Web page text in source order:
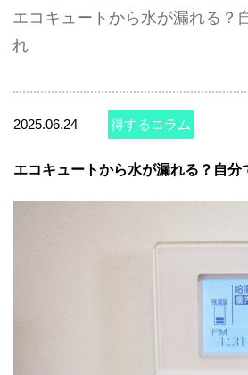
お問い合わせ
エコキュートから水が漏れる？
れ
2025.06.24 得するコラム
エコキュートから水が漏れる？自